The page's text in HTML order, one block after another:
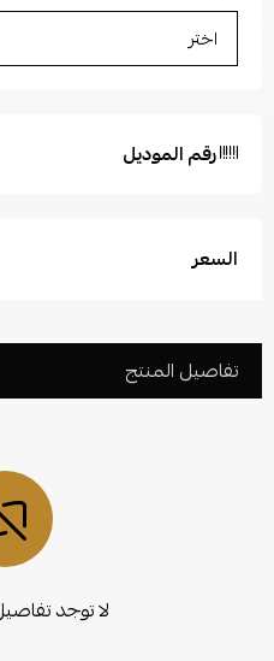
رقم الموديل
السعر
تفاصيل المنتج
لا توجد